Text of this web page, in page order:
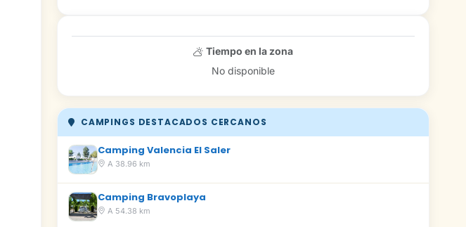
Tiempo en la zona
No disponible
CAMPINGS DESTACADOS CERCANOS
Camping Valencia El Saler
A 38.96 km
Camping Bravoplaya
A 54.38 km